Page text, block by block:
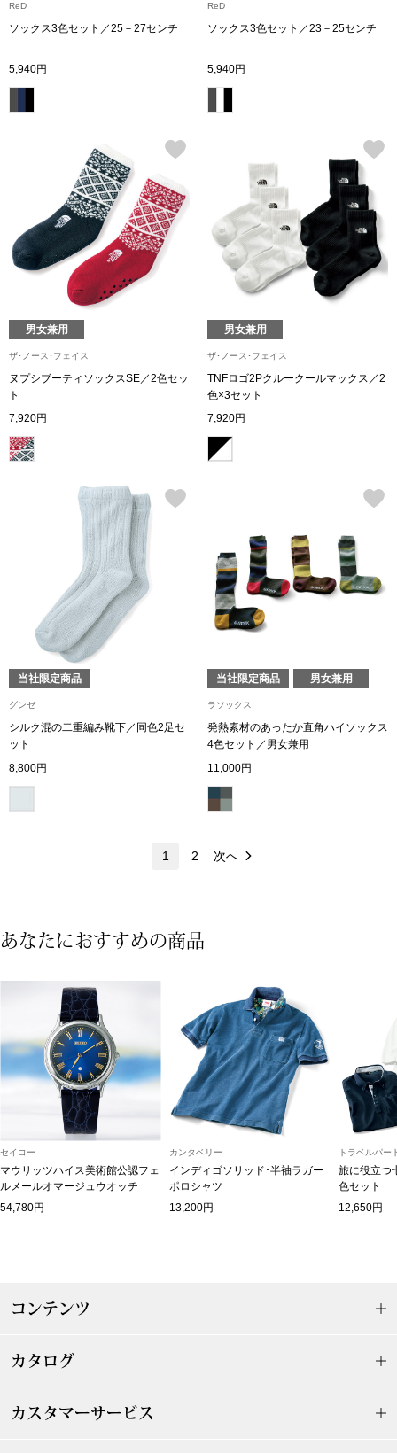
パンプス
サンダル
その他
財布／小物
ウオッチ／ア
帽子
マフラー／ス
スカーフ／ス
手袋
サングラス／
ReD
ソックス3色セット／25－27センチ
5,940円
ReD
ソックス3色セット／23－25センチ
5,940円
男女兼用
ザ･ノース･フェイス
ヌプシブーティソックスSE／2色セッ
ト
7,920円
男女兼用
ザ･ノース･フェイス
TNFロゴ2Pクルークールマックス／2
色×3セット
7,920円
当社限定商品
グンゼ
シルク混の二重編み靴下／同色2足セ
ット
8,800円
当社限定商品 男女兼用
ラソックス
発熱素材のあったか直角ハイソックス
4色セット／男女兼用
11,000円
1 2 次へ
あなたにおすすめの商品
セイコー
マウリッツハイス美術館公認フェ
ルメールオマージュウオッチ
54,780円
カンタベリー
インディゴソリッド･半袖ラガー
ポロシャツ
13,200円
トラベルパー
旅に役立つ
色セット
12,650円
コンテンツ
カタログ
カスタマーサービス